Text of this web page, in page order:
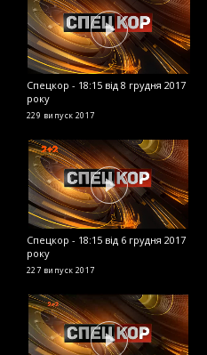
Спецкор - 18:15 від 8 грудня 2017
року
229 випуск 2017
Спецкор - 18:15 від 6 грудня 2017
року
227 випуск 2017